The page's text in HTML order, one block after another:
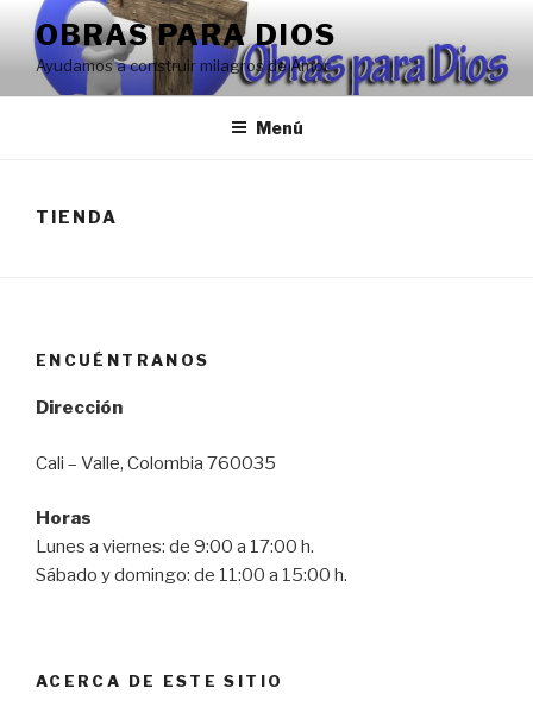
Saltar
contenido
OBRAS PARA DIOS
Ayudamos a construir milagros de Amor
Menú
TIENDA
ENCUÉNTRANOS
Dirección
Cali – Valle, Colombia 760035
Horas
Lunes a viernes: de 9:00 a 17:00 h.
Sábado y domingo: de 11:00 a 15:00 h.
ACERCA DE ESTE SITIO